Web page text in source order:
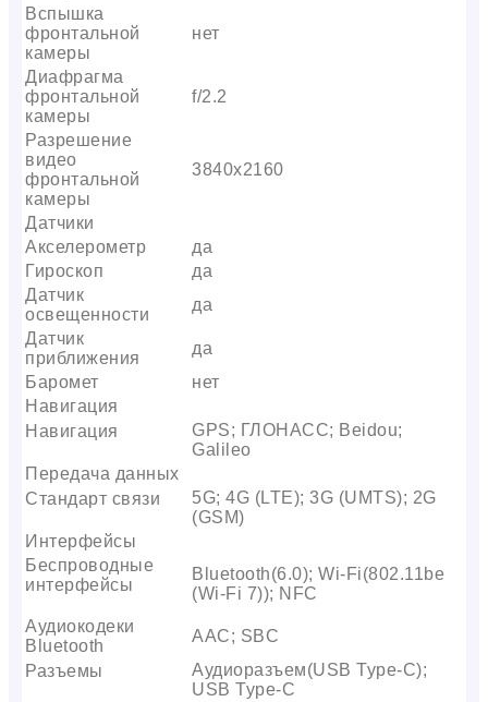
Вспышка
фронтальной
камеры
нет
Диафрагма
фронтальной
камеры
f/2.2
Разрешение
видео
фронтальной
камеры
3840х2160
Датчики
Акселерометр
да
Гироскоп
да
Датчик
освещенности
да
Датчик
приближения
да
Баромет
нет
Навигация
Навигация
GPS; ГЛОНАСС; Beidou;
Galileo
Передача данных
Стандарт связи
5G; 4G (LTE); 3G (UMTS); 2G
(GSM)
Интерфейсы
Беспроводные
интерфейсы
Bluetooth(6.0); Wi-Fi(802.11be
(Wi-Fi 7)); NFC
Аудиокодеки
Bluetooth
AAC; SBC
Разъемы
Аудиоразъем(USB Type-C);
USB Type-C